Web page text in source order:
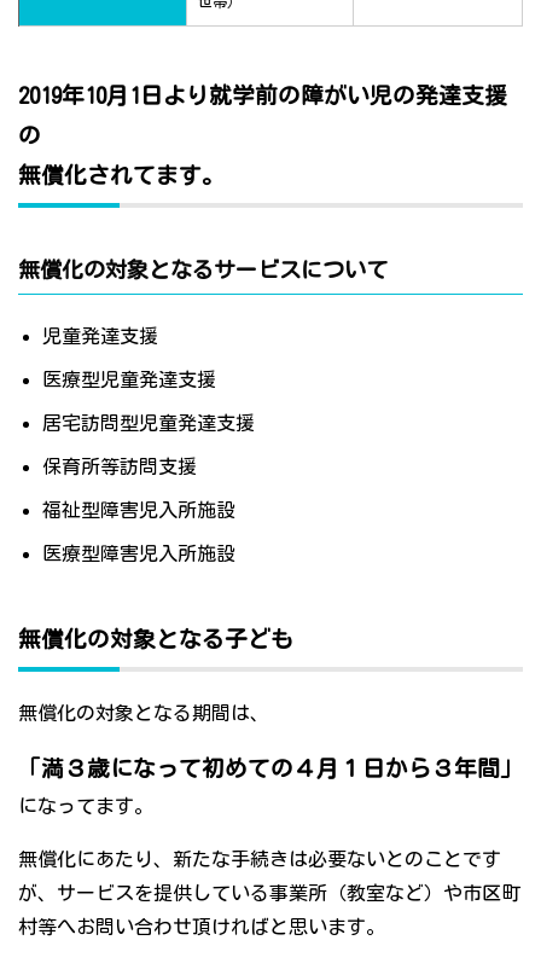
2019年10月1日より就学前の障がい児の発達支援
の
無償化されてます。
無償化の対象となるサービスについて
児童発達支援
医療型児童発達支援
居宅訪問型児童発達支援
保育所等訪問支援
福祉型障害児入所施設
医療型障害児入所施設
無償化の対象となる子ども
無償化の対象となる期間は、
「満３歳になって初めての４月１日から３年間」
になってます。
無償化にあたり、新たな手続きは必要ないとのことです
が、サービスを提供している事業所（教室など）や市区町
村等へお問い合わせ頂ければと思います。